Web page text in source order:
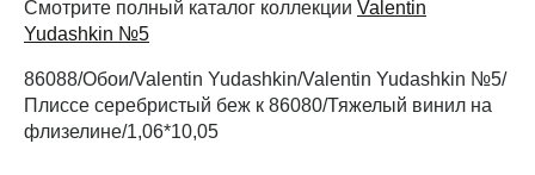
Рассчитать
Смотрите полный каталог коллекции Valentin
Yudashkin №5
86088/Обои/Valentin Yudashkin/Valentin Yudashkin №5/
Плиссе серебристый беж к 86080/Тяжелый винил на
флизелине/1,06*10,05